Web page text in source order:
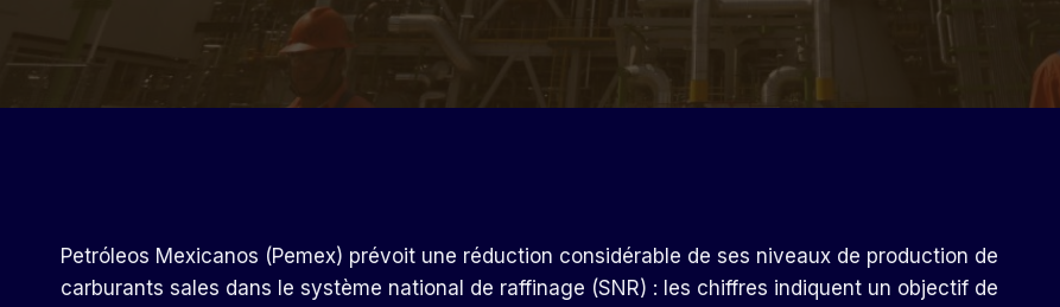
Petróleos Mexicanos (Pemex) prévoit une réduction considérable de ses niveaux de production de
carburants sales dans le système national de raffinage (SNR) : les chiffres indiquent un objectif de